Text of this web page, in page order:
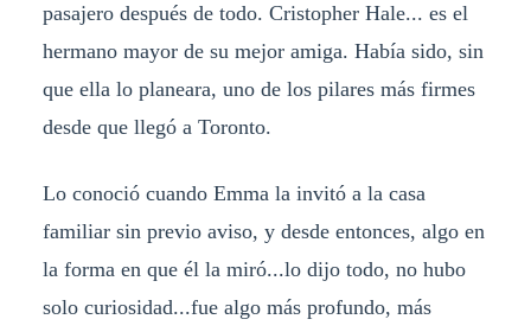
pasajero después de todo. Cristopher Hale... es el
hermano mayor de su mejor amiga. Había sido, sin
que ella lo planeara, uno de los pilares más firmes
desde que llegó a Toronto.
Lo conoció cuando Emma la invitó a la casa
familiar sin previo aviso, y desde entonces, algo en
la forma en que él la miró...lo dijo todo, no hubo
solo curiosidad...fue algo más profundo, más